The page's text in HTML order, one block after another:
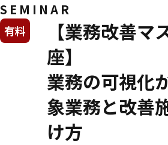
SEMINAR
【業務改善マ
座】
業務の可視化
象業務と改善
け方
有料